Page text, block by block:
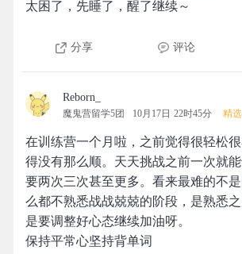
太困了，先睡了，醒了继续～
分享 评论
Reborn_
魔鬼营留学5团 10月17日 22时45分 精选
在训练营一个月啦，之前觉得很轻松
得没有那么顺。天天挑战之前一次就
要两次三次甚至更多。看来最难的不
么都不熟悉战战兢兢的阶段，是熟悉
是要调整好心态继续加油呀。
保持平常心坚持背单词